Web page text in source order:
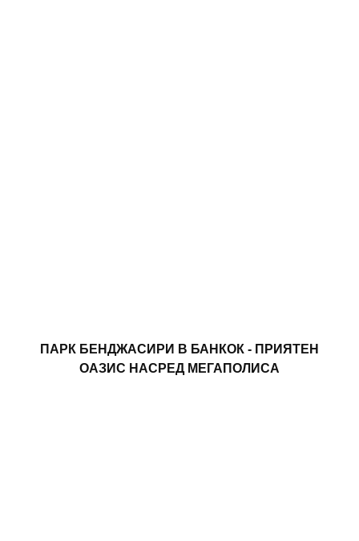
ПАРК БЕНДЖАСИРИ В БАНКОК - ПРИЯТЕН
ОАЗИС НАСРЕД МЕГАПОЛИСА